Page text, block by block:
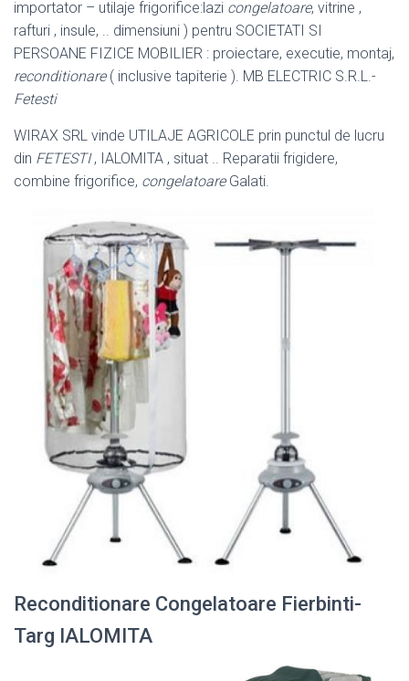
importator – utilaje frigorifice:lazi congelatoare, vitrine ,
rafturi , insule, .. dimensiuni ) pentru SOCIETATI SI
PERSOANE FIZICE MOBILIER : proiectare, executie, montaj,
reconditionare( inclusive tapiterie ). MB ELECTRIC S.R.L.-
Fetesti
WIRAX SRL vinde UTILAJE AGRICOLE prin punctul de lucru
din FETESTI, IALOMITA , situat .. Reparatii frigidere,
combine frigorifice, congelatoareGalati.
Reconditionare Congelatoare Fierbinti-
Targ IALOMITA